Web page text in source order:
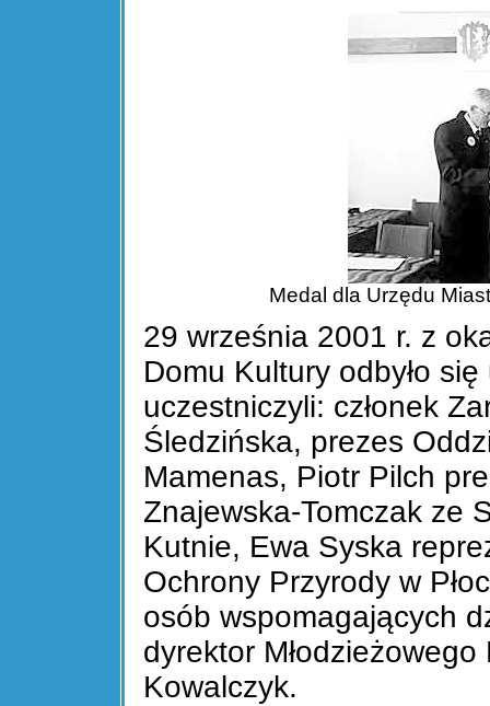
Medal dla Urzędu
29 września 2001 r. z
Domu Kultury odbyło
uczestniczyli: członek
Śledzińska, prezes
Mamenas, Piotr Pilch
Znajewska-Tomczak ze
Kutnie, Ewa Syska
Ochrony Przyrody w
osób wspomagających
dyrektor
Kowalczyk.